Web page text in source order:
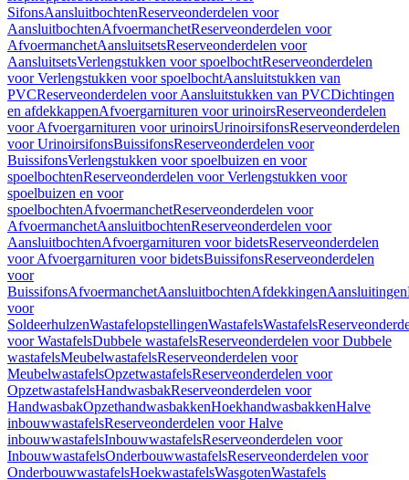
SifonsAansluitbochtenReserveonderdelen voor
AansluitbochtenAfvoermanchetReserveonderdelen voor
AfvoermanchetAansluitsetsReserveonderdelen voor
AansluitsetsVerlengstukken voor spoelbochtReserveonderdelen
voor Verlengstukken voor spoelbochtAansluitstukken van
PVCReserveonderdelen voor Aansluitstukken van PVCDichtingen
en afdekkappenAfvoergarnituren voor urinoirsReserveonderdelen
voor Afvoergarnituren voor urinoirsUrinoirsifonsReserveonderdelen
voor UrinoirsifonsBuissifonsReserveonderdelen voor
BuissifonsVerlengstukken voor spoelbuizen en voor
spoelbochtenReserveonderdelen voor Verlengstukken voor
spoelbuizen en voor
spoelbochtenAfvoermanchetReserveonderdelen voor
AfvoermanchetAansluitbochtenReserveonderdelen voor
AansluitbochtenAfvoergarnituren voor bidetsReserveonderdelen
voor Afvoergarnituren voor bidetsBuissifonsReserveonderdelen
voor
BuissifonsAfvoermanchetAansluitbochtenAfdekkingenAansluitingen
voor
SoldeerhulzenWastafelopstellingenWastafelsWastafels
voor WastafelsDubbele wastafelsReserveonderdelen voor Dubbele
wastafelsMeubelwastafelsReserveonderdelen voor
MeubelwastafelsOpzetwastafelsReserveonderdelen voor
OpzetwastafelsHandwasbakReserveonderdelen voor
HandwasbakOpzethandwasbakkenHoekhandwasbakkenHalve
inbouwwastafelsReserveonderdelen voor Halve
inbouwwastafelsInbouwwastafelsReserveonderdelen voor
InbouwwastafelsOnderbouwwastafelsReserveonderdelen voor
OnderbouwwastafelsHoekwastafelsWasgotenWastafels